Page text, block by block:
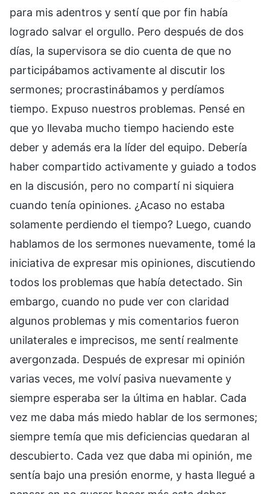
para mis adentros y sentí que por fin había
logrado salvar el orgullo. Pero después de dos
días, la supervisora se dio cuenta de que no
participábamos activamente al discutir los
sermones; procrastinábamos y perdíamos
tiempo. Expuso nuestros problemas. Pensé en
que yo llevaba mucho tiempo haciendo este
deber y además era la líder del equipo. Debería
haber compartido activamente y guiado a todos
en la discusión, pero no compartí ni siquiera
cuando tenía opiniones. ¿Acaso no estaba
solamente perdiendo el tiempo? Luego, cuando
hablamos de los sermones nuevamente, tomé la
iniciativa de expresar mis opiniones, discutiendo
todos los problemas que había detectado. Sin
embargo, cuando no pude ver con claridad
algunos problemas y mis comentarios fueron
unilaterales e imprecisos, me sentí realmente
avergonzada. Después de expresar mi opinión
varias veces, me volví pasiva nuevamente y
siempre esperaba ser la última en hablar. Cada
vez me daba más miedo hablar de los sermones;
siempre temía que mis deficiencias quedaran al
descubierto. Cada vez que daba mi opinión, me
sentía bajo una presión enorme, y hasta llegué a